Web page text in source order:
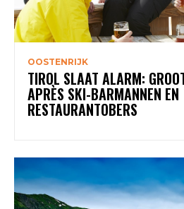
OOSTENRIJK
TIROL SLAAT ALARM:
APRÈS SKI-BARMANNEN EN
RESTAURANTOBERS